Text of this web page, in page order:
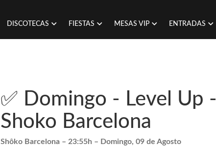
DISCOTECAS FIESTAS MESAS VIP ENTRADAS
✅ Domingo - Level Up -
Shoko Barcelona
Shôko Barcelona – 23:55h – Domingo, 09 de Agosto